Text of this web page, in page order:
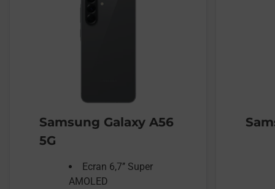
Samsung Galaxy A56
5G
Ecran 6,7’’ Super
AMOLED